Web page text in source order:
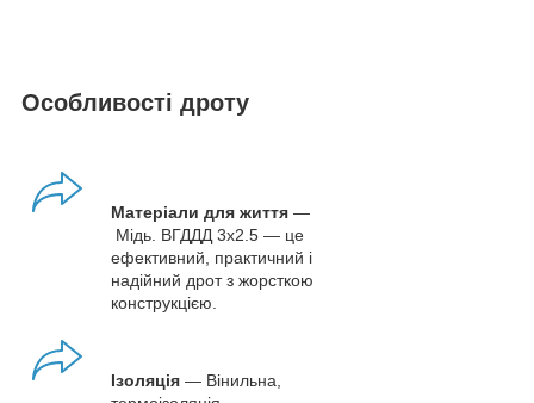
Особливості дроту
Матеріали для життя —
Мідь. ВГДДД 3х2.5 — це
ефективний, практичний і
надійний дрот з жорсткою
конструкцією.
Ізоляція — Вінильна,